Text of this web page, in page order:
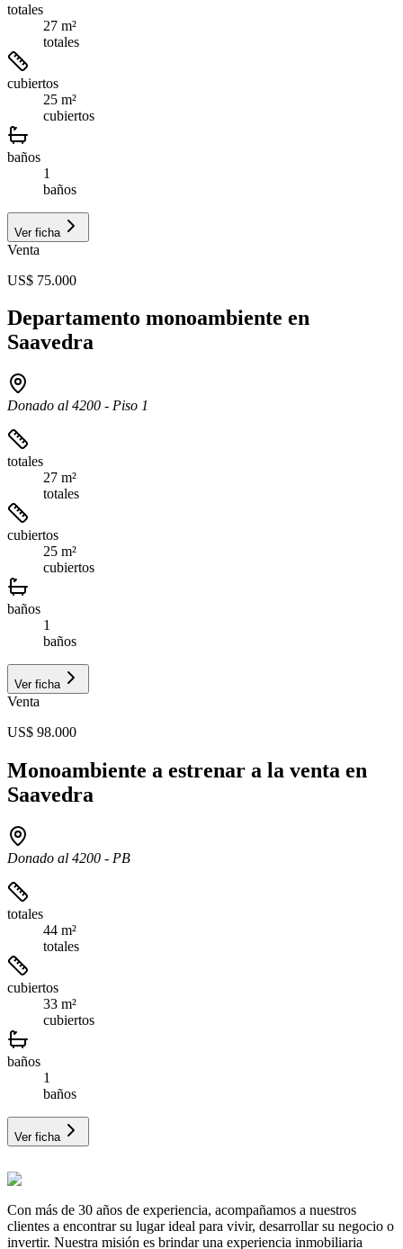
totales
27 m²
totales
cubiertos
25 m²
cubiertos
baños
1
baños
Ver ficha
Venta
US$ 75.000
Departamento monoambiente en
Saavedra
Donado al 4200 - Piso 1
totales
27 m²
totales
cubiertos
25 m²
cubiertos
baños
1
baños
Ver ficha
Venta
US$ 98.000
Monoambiente a estrenar a la venta en
Saavedra
Donado al 4200 - PB
totales
44 m²
totales
cubiertos
33 m²
cubiertos
baños
1
baños
Ver ficha
Con más de 30 años de experiencia, acompañamos a nuestros
clientes a encontrar su lugar ideal para vivir, desarrollar su negocio o
invertir. Nuestra misión es brindar una experiencia inmobiliaria